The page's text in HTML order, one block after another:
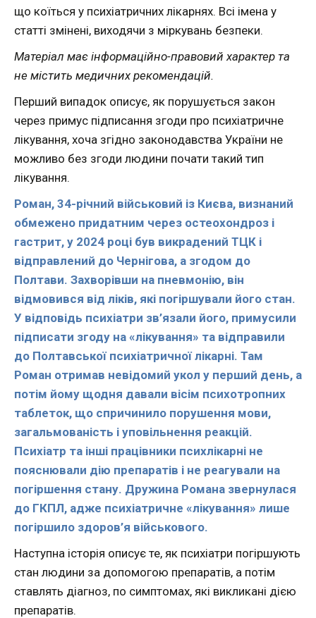
що коїться у психіатричних лікарнях. Всі імена у
статті змінені, виходячи з міркувань безпеки.
Матеріал має інформаційно-правовий характер та
не містить медичних рекомендацій.
Перший випадок описує, як порушується закон
через примус підписання згоди про психіатричне
лікування, хоча згідно законодавства України не
можливо без згоди людини почати такий тип
лікування.
Роман, 34-річний військовий із Києва, визнаний
обмежено придатним через остеохондроз і
гастрит, у 2024 році був викрадений ТЦК і
відправлений до Чернігова, а згодом до
Полтави. Захворівши на пневмонію, він
відмовився від ліків, які погіршували його стан.
У відповідь психіатри зв’язали його, примусили
підписати згоду на «лікування» та відправили
до Полтавської психіатричної лікарні. Там
Роман отримав невідомий укол у перший день, а
потім йому щодня давали вісім психотропних
таблеток, що спричинило порушення мови,
загальмованість і уповільнення реакцій.
Психіатр та інші працівники психлікарні не
пояснювали дію препаратів і не реагували на
погіршення стану. Дружина Романа звернулася
до ГКПЛ, адже психіатричне «лікування» лише
погіршило здоров’я військового.
Наступна історія описує те, як психіатри погіршують
стан людини за допомогою препаратів, а потім
ставлять діагноз, по симптомах, які викликані дією
препаратів.